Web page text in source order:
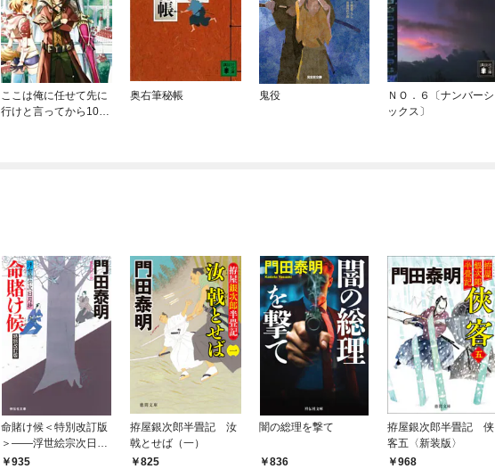
ここは俺に任せて先に
行けと言ってから10年
奥右筆秘帳 鬼役
ＮＯ．６〔ナンバーシ
ックス〕
命賭け候＜特別改訂版
＞——浮世絵宗次日月
抄［1］
935
拵屋銀次郎半畳記 汝
戟とせば（一）
825
闇の総理を撃て
836
拵屋銀次郎半畳記 侠
客五〈新装版〉
968